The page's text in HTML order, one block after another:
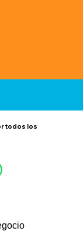
todos los